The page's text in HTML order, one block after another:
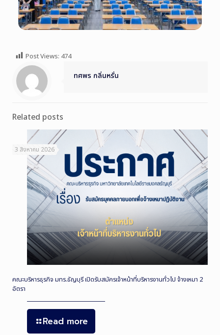
Post Views: 474
ทศพร กลิ่นหรั่น
Related posts
3 สิงหาคม 2026
คณะบริหารธุรกิจ มทร.ธัญบุรี เปิดรับสมัครเจ้าหน้าที่บริหารงานทั่วไป จ้างเหมา 2
อัตรา
Read more